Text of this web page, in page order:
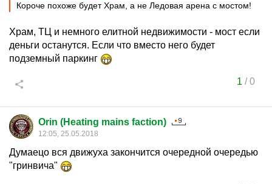
Короче похоже будет Храм, а не Ледовая арена с мостом!
Храм, ТЦ и немного елитной недвижимости - мост если
деньги останутся. Если что вместо него будет
подземный паркинг
1 /0
Orin (Heating mains faction)
12:05, 25.05.2018
Думаецо вся движуха закончится очередной очередью
"гринвича"